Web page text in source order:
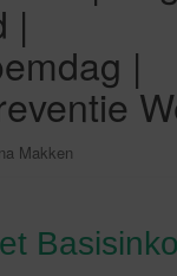
|
|
Makken